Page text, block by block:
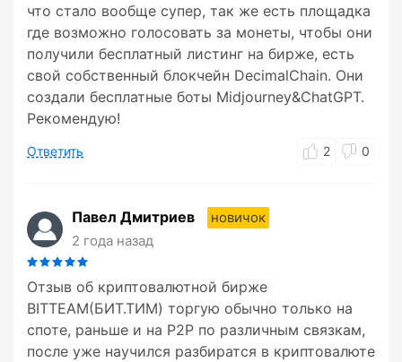
что стало вообще супер, так же есть площадка
где возможно голосовать за монеты, чтобы они
получили бесплатный листинг на бирже, есть
свой собственный блокчейн DecimalChain. Они
создали бесплатные боты Midjourney&ChatGPT.
Рекомендую!
Ответить 2 0
Павел Дмитриев
новичок
2 года назад
Отзыв об криптовалютной бирже
BITTEAM(БИТ.ТИМ) торгую обычно только на
споте, раньше и на P2P по различным связкам,
после уже научился разбиратся в криптовалюте